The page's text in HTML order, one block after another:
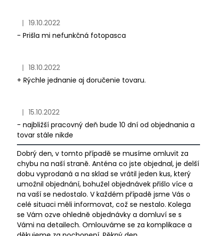
Hodnotenie obchodu je 1 z 5 hviezdičiek.
| 19.10.2022
- Prišla mi nefunkčná fotopasca
Hodnotenie obchodu je 5 z 5 hviezdičiek.
| 18.10.2022
+ Rýchle jednanie aj doručenie tovaru.
Hodnotenie obchodu je 1 z 5 hviezdičiek.
| 15.10.2022
- najbližší pracovný deň bude 10 dní od objednania a
tovar stále nikde
Dobrý den, v tomto případě se musíme omluvit za
chybu na naší straně. Anténa co jste objednal, je delší
dobu vyprodaná a na sklad se vrátil jeden kus, který
umožnil objednání, bohužel objednávek přišlo více a
na vaší se nedostalo. V každém případě jsme Vás o
celé situaci měli informovat, což se nestalo. Kolega
se Vám ozve ohledně objednávky a domluví se s
Vámi na detailech. Omlouváme se za komplikace a